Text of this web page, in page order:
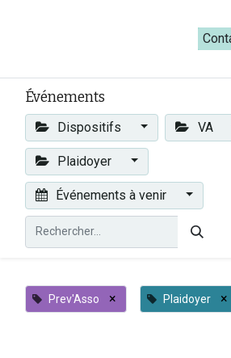
Événements
Dispositifs VA
Plaidoyer
Événements à venir
Prev'Asso × Plaidoyer ×